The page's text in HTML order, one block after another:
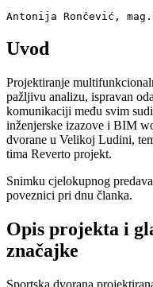
Antonija Rončević,
Uvod
Projektiranje
pažljivu analizu, ispravan
komunikaciji među svim
inženjerske izazove i BIM
dvorane u Velikoj Ludini,
tima Reverto projekt.
Snimku cjelokupnog
poveznici pri dnu članka.
Opis projekta i
značajke
Sportska dvorana